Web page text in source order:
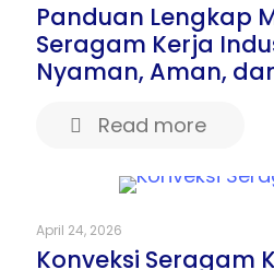
Panduan Lengkap
Seragam Kerja
Nyaman, Aman,
Read more
April 24, 2026
Konveksi Seragam